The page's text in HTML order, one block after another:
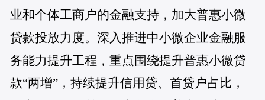
业和个体工商户的金融支持，加大普惠小微
贷款投放力度。深入推进中小微企业金融服
务能力提升工程，重点围绕提升普惠小微贷
款“两增”，持续提升信用贷、首贷户占比，